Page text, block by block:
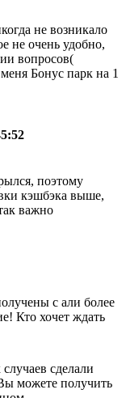
не возникало
не очень удобно,
вопросов(
Бонус парк на 1
поэтому
кэшбэка выше,
важно
с али более
Кто хочет ждать
сделали
можете получить